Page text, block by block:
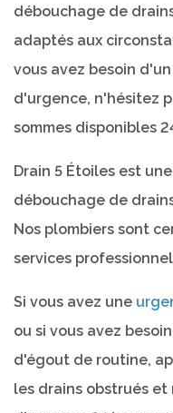
débouchage de
adaptés aux
vous avez besoin
d'urgence, n'hésitez
sommes disponibles
Drain 5 Étoiles est
débouchage de
Nos plombiers sont
services
Si vous avez une
ou si vous avez
d'égout de routine,
les drains obstrués et